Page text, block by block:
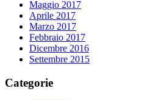
Maggio 2017
Aprile 2017
Marzo 2017
Febbraio 2017
Dicembre 2016
Settembre 2015
Categorie